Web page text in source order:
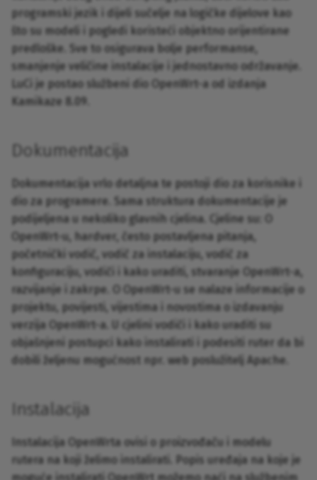
programski jezik i dijeli sučelje na logičke dijelove kao
što su modeli i pogledi koristeći objektno orijentirane
predloške. Sve to osigurava bolje performanse,
smanjenje veličine instalacije i jednostavno održavanje.
LuCi je postao službeni dio OpenWrt-a od izdanja
Kamikaze 8.09.
Dokumentacija
Dokumentacija vrlo detaljna te postoji dio za korisnike i
dio za programere. Sama struktura dokumentacije je
podijeljena u nekoliko glavnih cjelina. Cjeline su: O
OpenWrt-u, hardver, često postavljena pitanja,
početnički vodič, vodič za instalaciju, vodič za
konfiguraciju, vodiči i kako uraditi, stvaranje OpenWrt-a,
razvijanje i zakrpe. O OpenWrt-u se nalaze informacije o
projektu, povijesti, vijestima i novostima o izdavanju
verzija OpenWrt-a. U cjelini vodiči i kako uraditi su
objašnjeni postupci kako instalirati i podesiti ruter da bi
dobili željenu mogućnost npr. web poslužitelj Apache.
Instalacija
Instalacija OpenWrta ovisi o proizvođaču i modelu
rutera na koji želimo instalirati. Popis uređaja na koje je